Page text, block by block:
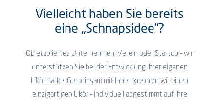
Vielleicht haben Sie bereits
eine „Schnapsidee"?
Ob etabliertes Unternehmen, Verein oder Startup – wir
unterstützen Sie bei der Entwicklung Ihrer eigenen
Likörmarke. Gemeinsam mit Ihnen kreieren wir einen
einzigartigen Likör – individuell abgestimmt auf Ihre